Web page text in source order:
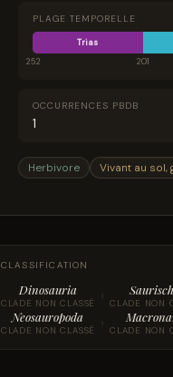
PLAGE TEMPORELLE
Trias
252
201
OCCURRENCES PBDB
1
Herbivore Vivant au sol,
CLASSIFICATION
Dinosauria
CLADE NON CLASSÉ › CLADE NON
Neosauropoda
CLADE NON CLASSÉ › CLADE NON